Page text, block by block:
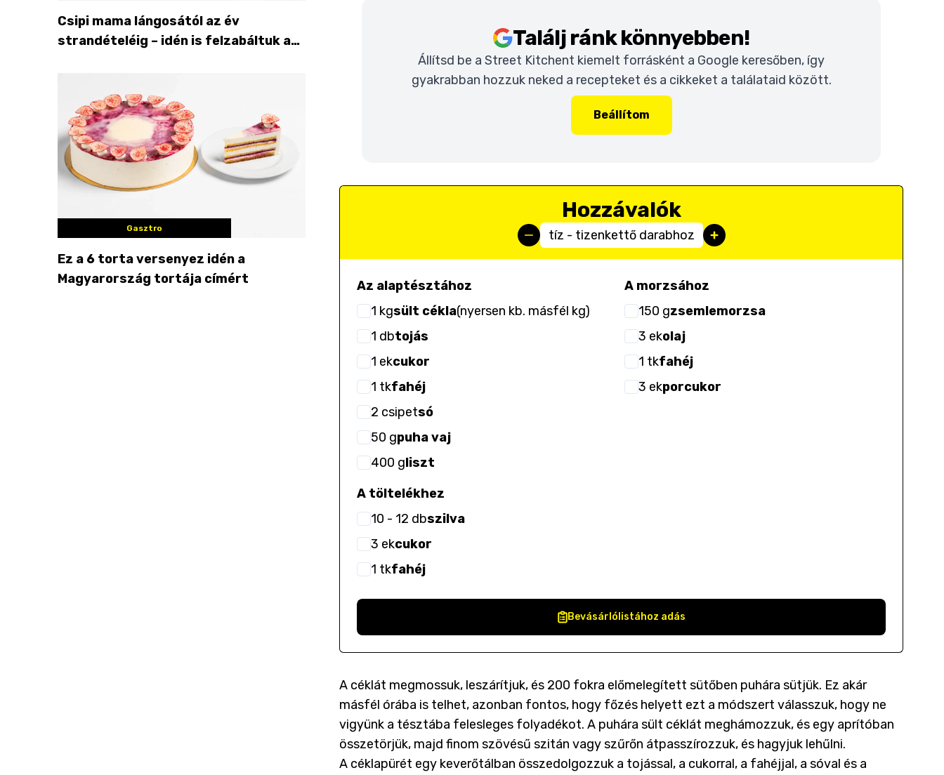
Csipi mama lángosától az év
strandételéig – idén is felzabáltuk a
Gasztro
Ez a 6 torta versenyez idén a
Magyarország tortája címért
Találj ránk könnyebben!
Állítsd be a Street Kitchent kiemelt forrásként a Google keresőben, így
gyakrabban hozzuk neked a recepteket és a cikkeket a találataid között.
Beállítom
Hozzávalók
tíz - tizenkettő darabhoz
Az alaptésztához
1 kgsült cékla(nyersen kb. másfél kg)
1 dbtojás
1 ekcukor
1 tkfahéj
2 csipetsó
50 gpuha vaj
400 gliszt
A morzsához
150 gzsemlemorzsa
3 ekolaj
1 tkfahéj
3 ekporcukor
A töltelékhez
10 - 12 dbszilva
3 ekcukor
1 tkfahéj
Bevásárlólistához adás
A céklát megmossuk, leszárítjuk, és 200 fokra előmelegített sütőben puhára sütjük. Ez akár
másfél órába is telhet, azonban fontos, hogy főzés helyett ezt a módszert válasszuk, hogy ne
vigyünk a tésztába felesleges folyadékot. A puhára sült céklát meghámozzuk, és egy aprítóban
összetörjük, majd finom szövésű szitán vagy szűrőn átpasszírozzuk, és hagyjuk lehűlni.
A céklapürét egy keverőtálban összedolgozzuk a tojással, a cukorral, a fahéjjal, a sóval és a